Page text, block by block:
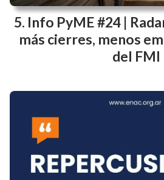
Info PyME #24 |
más cierres, menos
del FMI